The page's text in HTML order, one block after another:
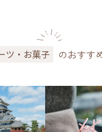
ツ・お菓子 のおすす